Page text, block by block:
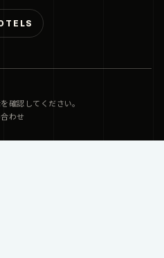
確認してください。
わせ